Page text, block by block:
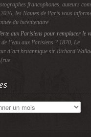
francophones, auteurs
les Nautes de Paris vous
du bicentenaire
aux Parisiens pour remplacer le
l’eau aux Parisiens ? 1870, Le
d’art britannique sir Richard